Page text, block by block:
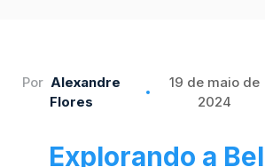
Por Alexandre
Flores
19 de maio de
2024
Explorando a